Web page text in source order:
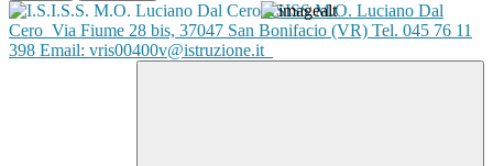
ISISS M.O. Luciano Dal
Cero Via Fiume 28 bis, 37047 San Bonifacio (VR) Tel. 045 76 11
398 Email: vris00400v@istruzione.it